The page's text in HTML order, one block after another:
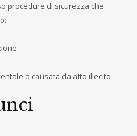
procedure di sicurezza che
o causata da atto illecito